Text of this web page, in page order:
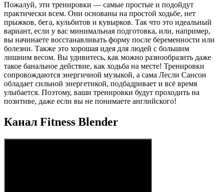
Пожалуй, эти тренировки — самые простые и подойдут
практически всем. Они основаны на простой ходьбе, нет
прыжков, бега, кульбитов и кувырков. Так что это идеальный
вариант, если у вас минимальная подготовка, или, например,
вы начинаете восстанавливать форму после беременности или
болезни. Также это хорошая идея для людей с большим
лишним весом. Вы удивитесь, как можно разнообразить даже
такое банальное действие, как ходьба на месте! Тренировки
сопровождаются энергичной музыкой, а сама Лесли Сансон
обладает сильной энергетикой, подбадривает и всё время
улыбается. Поэтому, ваши тренировки будут проходить на
позитиве, даже если вы не понимаете английского!
Канал Fitness Blender